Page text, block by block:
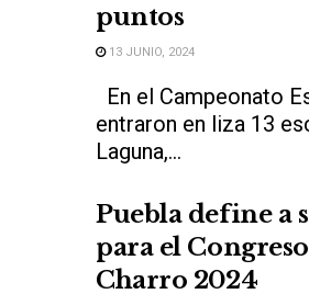
puntos
13 JUNIO, 2024
En el Campeonato
entraron en liza 13
Laguna,...
Puebla define a
para el
Charro 2024